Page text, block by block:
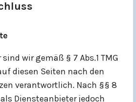
wir gemäß § 7 Abs.1 TMG
diesen Seiten nach den
verantwortlich. Nach §§ 8
Diensteanbieter jedoch